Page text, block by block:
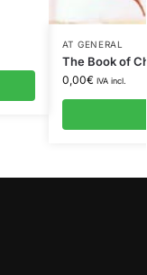
AT GENERAL
The Book of
0,00€ IVA incl.